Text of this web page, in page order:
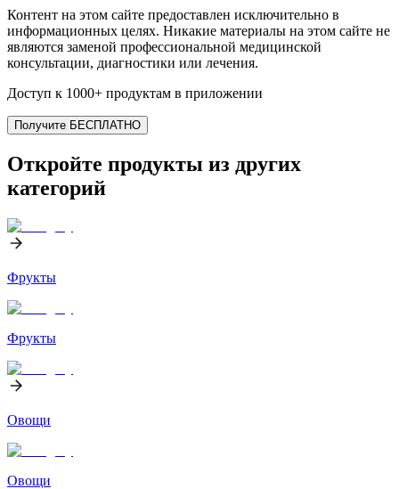
Контент на этом сайте предоставлен исключительно в
информационных целях. Никакие материалы на этом сайте не
являются заменой профессиональной медицинской
консультации, диагностики или лечения.
Доступ к 1000+ продуктам в приложении
Получите БЕСПЛАТНО
Откройте продукты из других
категорий
Фрукты
Фрукты
Овощи
Овощи